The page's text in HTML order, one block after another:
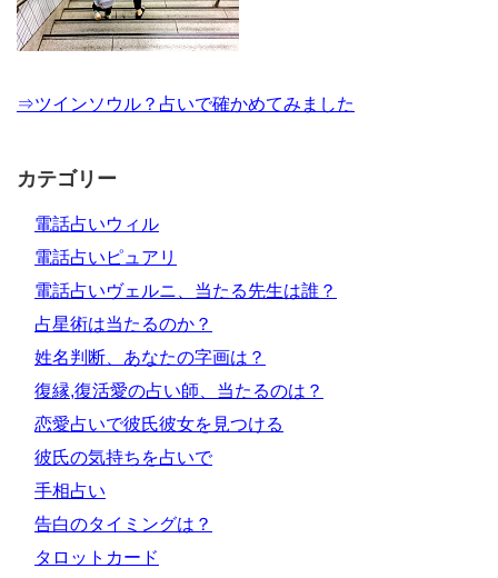
⇒ツインソウル？占いで確かめてみました
カテゴリー
電話占いウィル
電話占いピュアリ
電話占いヴェルニ、当たる先生は誰？
占星術は当たるのか？
姓名判断、あなたの字画は？
復縁,復活愛の占い師、当たるのは？
恋愛占いで彼氏彼女を見つける
彼氏の気持ちを占いで
手相占い
告白のタイミングは？
タロットカード